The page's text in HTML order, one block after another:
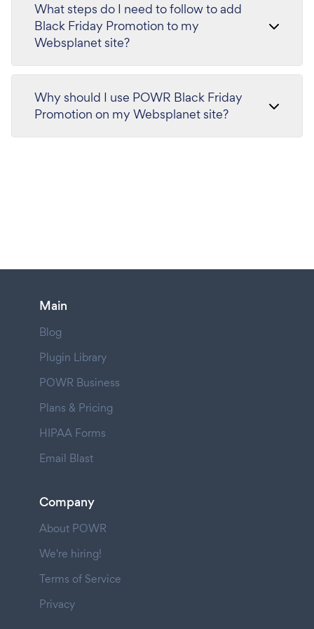
What steps do I need to follow to add
Black Friday Promotion to my
Websplanet site?
Why should I use POWR Black Friday
Promotion on my Websplanet site?
Main
Blog
Plugin Library
POWR Business
Plans & Pricing
HIPAA Forms
Email Blast
Company
About POWR
We're hiring!
Terms of Service
Privacy